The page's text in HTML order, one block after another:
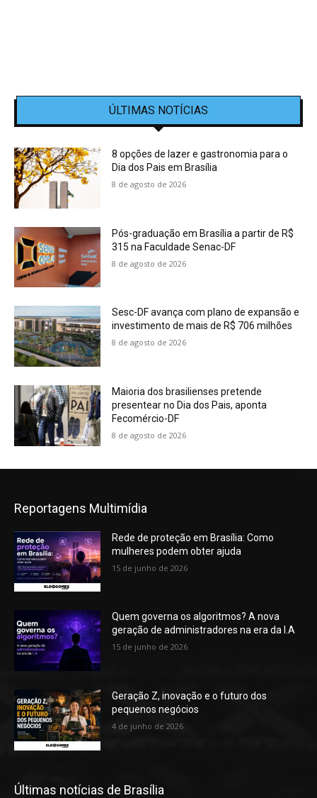
ÚLTIMAS NOTÍCIAS
8 opções de lazer e gastronomia para o
Dia dos Pais em Brasília
8 de agosto de 2026
Pós-graduação em Brasília a partir de R$
315 na Faculdade Senac-DF
8 de agosto de 2026
Sesc-DF avança com plano de expansão e
investimento de mais de R$ 706 milhões
8 de agosto de 2026
Maioria dos brasilienses pretende
presentear no Dia dos Pais, aponta
Fecomércio-DF
8 de agosto de 2026
Reportagens Multimídia
Rede de proteção em Brasília: Como
mulheres podem obter ajuda
15 de junho de 2026
Quem governa os algoritmos? A nova
geração de administradores na era da I.A
15 de junho de 2026
Geração Z, inovação e o futuro dos
pequenos negócios
4 de junho de 2026
Últimas notícias de Brasília